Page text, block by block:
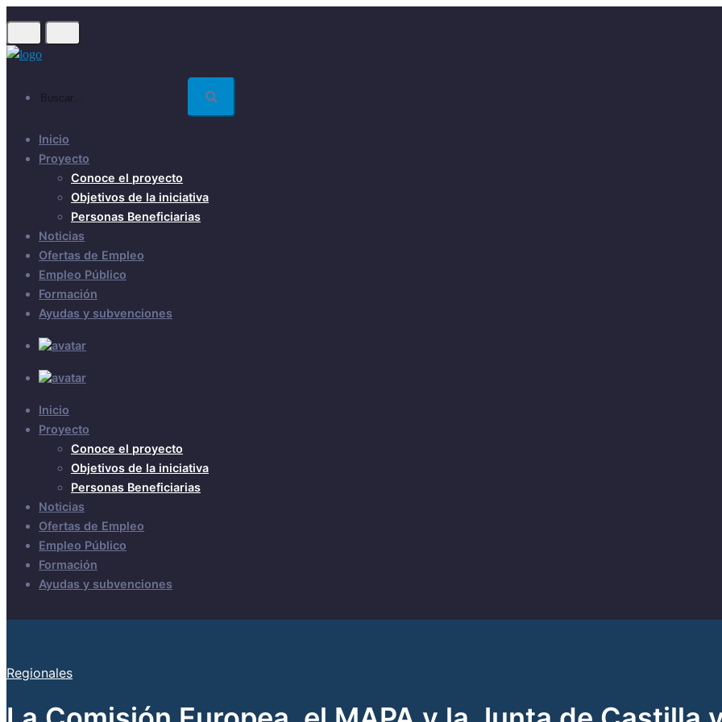
main
Inicio
Proyecto
Conoce el proyecto
Objetivos de la iniciativa
Personas Beneficiarias
Noticias
Ofertas de Empleo
Empleo Público
Formación
Ayudas y subvenciones
Inicio
Proyecto
Conoce el proyecto
Objetivos de la iniciativa
Personas Beneficiarias
Noticias
Ofertas de Empleo
Empleo Público
Formación
Ayudas y subvenciones
Regionales